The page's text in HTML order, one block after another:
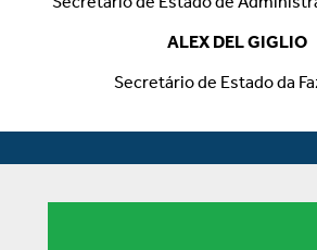
ALEX DEL GIGLIO
Secretário de Estado da